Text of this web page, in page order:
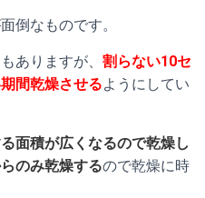
倒なものです。
ありますが、 割らない10セ
間乾燥させるようにしてい
面積が広くなるので乾燥し
のみ乾燥するので乾燥に時